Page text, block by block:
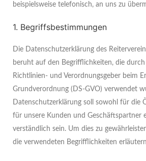
beispielsweise telefonisch, an uns zu
1. Begriffsbestimmungen
Die Datenschutzerklärung des
beruht auf den Begrifflichkeiten, die
Richtlinien- und Verordnungsgeber beim
Grundverordnung (DS-GVO) verwendet
Datenschutzerklärung soll sowohl für die
für unsere Kunden und Geschäftspartner
verständlich sein. Um dies zu
die verwendeten Begrifflichkeiten